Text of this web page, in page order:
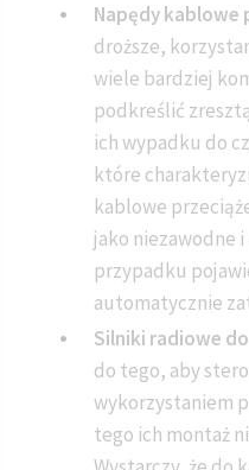
Napędy kablowe
droższe,
wiele bardziej
podkreślić
ich wypadku do
które
kablowe
jako niezawodne
przypadku
automatycznie
Silniki radiowe
do tego, aby
wykorzystaniem
tego ich montaż